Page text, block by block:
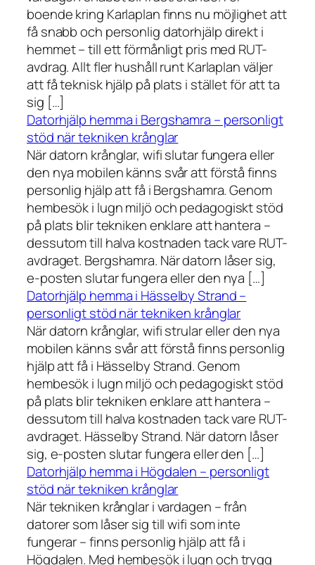
boende kring Karlaplan finns nu möjlighet att
få snabb och personlig datorhjälp direkt i
hemmet – till ett förmånligt pris med RUT-
avdrag. Allt fler hushåll runt Karlaplan väljer
att få teknisk hjälp på plats i stället för att ta
sig […]
Datorhjälp hemma i Bergshamra – personligt
stöd när tekniken krånglar
När datorn krånglar, wifi slutar fungera eller
den nya mobilen känns svår att förstå finns
personlig hjälp att få i Bergshamra. Genom
hembesök i lugn miljö och pedagogiskt stöd
på plats blir tekniken enklare att hantera –
dessutom till halva kostnaden tack vare RUT-
avdraget. Bergshamra. När datorn låser sig,
e-posten slutar fungera eller den nya […]
Datorhjälp hemma i Hässelby Strand –
personligt stöd när tekniken krånglar
När datorn krånglar, wifi strular eller den nya
mobilen känns svår att förstå finns personlig
hjälp att få i Hässelby Strand. Genom
hembesök i lugn miljö och pedagogiskt stöd
på plats blir tekniken enklare att hantera –
dessutom till halva kostnaden tack vare RUT-
avdraget. Hässelby Strand. När datorn låser
sig, e-posten slutar fungera eller den […]
Datorhjälp hemma i Högdalen – personligt
stöd när tekniken krånglar
När tekniken krånglar i vardagen – från
datorer som låser sig till wifi som inte
fungerar – finns personlig hjälp att få i
Högdalen. Med hembesök i lugn och trygg